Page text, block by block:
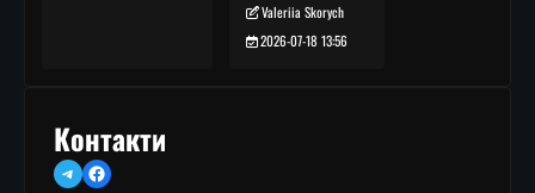
Valeriia Skorych
2026-07-18 13:56
Контакти
TelegramFacebook